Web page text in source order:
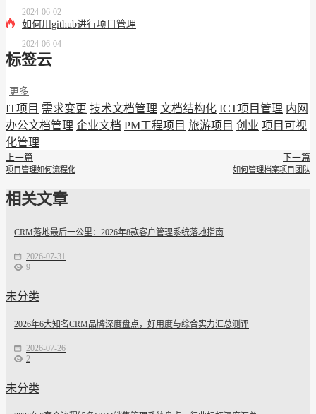
2024-06-02
如何用github进行项目管理
2024-06-04
标签云
更多
IT项目 需求变更 技术文档管理 文档结构化 ICT项目管理 内网
办公文档管理 企业文档 PM工程项目 旅游项目 创业 项目可视
化管理
上一篇
项目管理如何流程化
下一篇
如何管理档案项目团队
相关文章
CRM落地最后一公里：2026年8款客户管理系统落地指南
2026-07-31
9
未分类
2026年6大知名CRM品牌深度盘点，好用度与综合实力汇总测评
2026-07-26
2
未分类